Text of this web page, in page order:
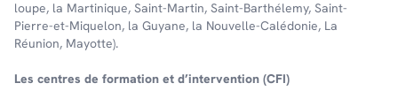
loupe, la Marti­nique, Saint-Martin, Saint-Barthé­lemy, Saint-
Pierre-et-Mique­lon, la Guyane, la Nouvelle-Calé­do­nie, La
Réunion, Mayotte).
Les centres de forma­tion et d’in­ter­ven­tion (CFI)